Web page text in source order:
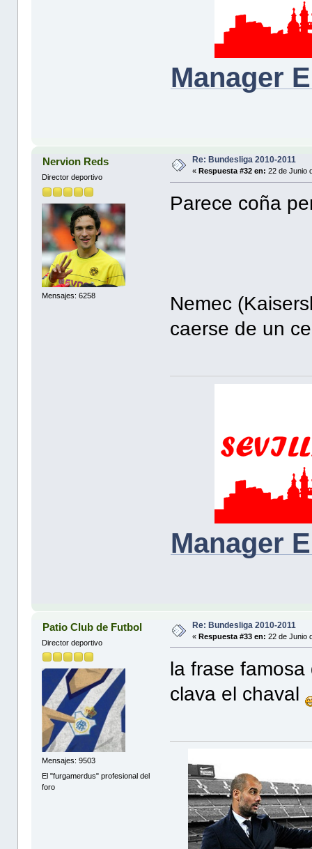
Manager
Nervion Reds
Director deportivo
Mensajes: 6258
Re: Bundesliga 2010-2011
« Respuesta #32 en: 22 de Junio
Parece coña
Nemec
caerse de un
Manager
Patio Club de Futbol
Director deportivo
Mensajes: 9503
El "furgamerdus" profesional del
foro
Re: Bundesliga 2010-2011
«Respuesta #33 en: 22 de Junio
la frase
clava el chaval